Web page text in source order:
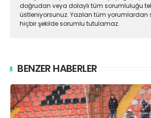
doğrudan veya dolaylı tüm sorumluluğu tek
üstleniyorsunuz. Yazılan tüm yorumlardan
hiçbir şekilde sorumlu tutulamaz.
BENZER HABERLER